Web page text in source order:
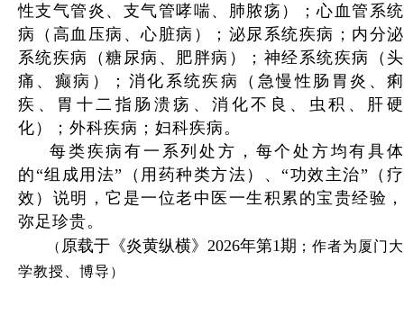
性支气管炎、支气管哮喘、肺脓疡）；心血管系统
病（高血压病、心脏病）；泌尿系统疾病；内分泌
系统疾病（糖尿病、肥胖病）；神经系统疾病（头
痛、癫病）；消化系统疾病（急慢性肠胃炎、痢
疾、胃十二指肠溃疡、消化不良、虫积、肝硬
化）；外科疾病；妇科疾病。
每类疾病有一系列处方，每个处方均有具体
的“组成用法”（用药种类方法）、“功效主治”（疗
效）说明，它是一位老中医一生积累的宝贵经验，
弥足珍贵。
（ 原载于《炎黄纵横》2026年第1期 ；作者为厦门大
学教授、博导 ）